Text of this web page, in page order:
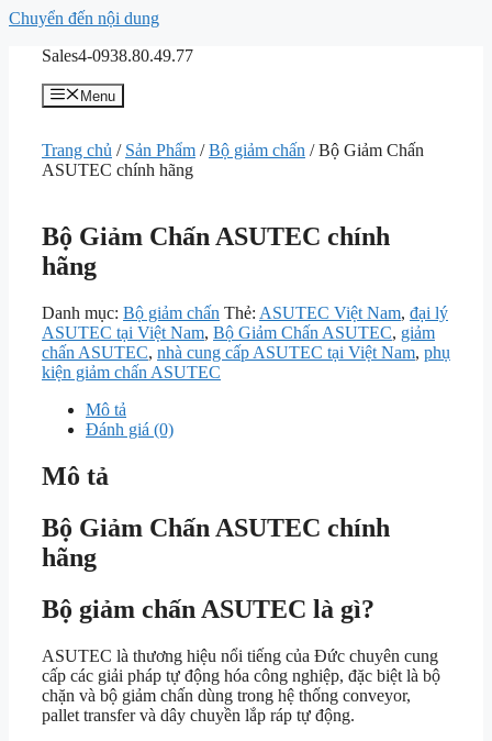
Chuyển đến nội dung
Sales4-0938.80.49.77
Menu
Trang chủ / Sản Phẩm /Bộ giảm chấn / Bộ Giảm Chấn
ASUTEC chính hãng
Bộ Giảm Chấn ASUTEC chính
hãng
Danh mục: Bộ giảm chấn Thẻ: ASUTEC Việt Nam, đại lý
ASUTEC tại Việt Nam, Bộ Giảm Chấn ASUTEC, giảm
chấn ASUTEC, nhà cung cấp ASUTEC tại Việt Nam, phụ
kiện giảm chấn ASUTEC
Mô tả
Đánh giá (0)
Mô tả
Bộ Giảm Chấn ASUTEC chính
hãng
Bộ giảm chấn ASUTEC là gì?
ASUTEC là thương hiệu nổi tiếng của Đức chuyên cung
cấp các giải pháp tự động hóa công nghiệp, đặc biệt là bộ
chặn và bộ giảm chấn dùng trong hệ thống conveyor,
pallet transfer và dây chuyền lắp ráp tự động.